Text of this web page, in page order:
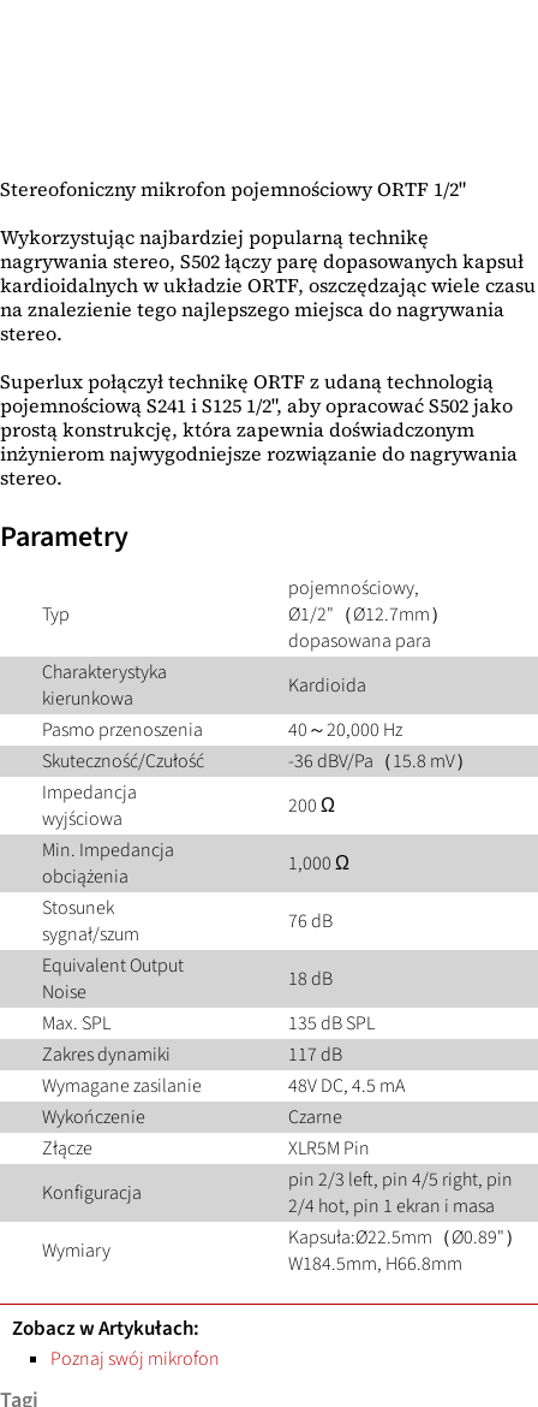
Stereofoniczny mikrofon pojemnościowy ORTF 1/2"
Wykorzystując najbardziej popularną technikę
nagrywania stereo, S502 łączy parę dopasowanych kapsuł
kardioidalnych w układzie ORTF, oszczędzając wiele czasu
na znalezienie tego najlepszego miejsca do nagrywania
stereo.
Superlux połączył technikę ORTF z udaną technologią
pojemnościową S241 i S125 1/2", aby opracować S502 jako
prostą konstrukcję, która zapewnia doświadczonym
inżynierom najwygodniejsze rozwiązanie do nagrywania
stereo.
Parametry
Typ
pojemnościowy,
Ø1/2"（Ø12.7mm）
dopasowana para
Charakterystyka
kierunkowa
Kardioida
Pasmo przenoszenia
40～20,000 Hz
Skuteczność/Czułość
-36 dBV/Pa（15.8 mV）
Impedancja
wyjściowa
200 Ω
Min. Impedancja
obciążenia
1,000 Ω
Stosunek
sygnał/szum
76 dB
Equivalent Output
Noise
18 dB
Max. SPL
135 dB SPL
Zakres dynamiki
117 dB
Wymagane zasilanie
48V DC, 4.5 mA
Wykończenie
Czarne
Złącze
XLR5M Pin
Konfiguracja
pin 2/3 left, pin 4/5 right, pin
2/4 hot, pin 1 ekran i masa
Wymiary
Kapsuła:Ø22.5mm（Ø0.89"）
W184.5mm, H66.8mm
Zobacz w Artykułach:
Poznaj swój mikrofon
Tagi